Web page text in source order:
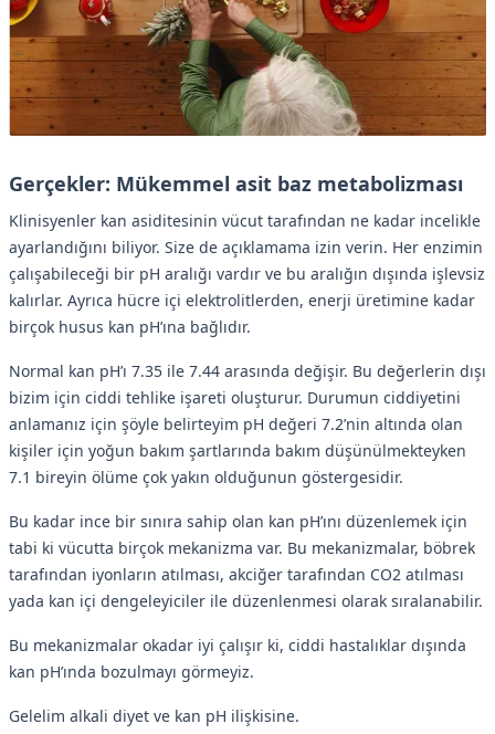
Gerçekler: Mükemmel asit baz metabolizması
Klinisyenler kan asiditesinin vücut tarafından ne kadar incelikle
ayarlandığını biliyor. Size de açıklamama izin verin. Her enzimin
çalışabileceği bir pH aralığı vardır ve bu aralığın dışında işlevsiz
kalırlar. Ayrıca hücre içi elektrolitlerden, enerji üretimine kadar
birçok husus kan pH’ına bağlıdır.
Normal kan pH’ı 7.35 ile 7.44 arasında değişir. Bu değerlerin dışı
bizim için ciddi tehlike işareti oluşturur. Durumun ciddiyetini
anlamanız için şöyle belirteyim pH değeri 7.2’nin altında olan
kişiler için yoğun bakım şartlarında bakım düşünülmekteyken
7.1 bireyin ölüme çok yakın olduğunun göstergesidir.
Bu kadar ince bir sınıra sahip olan kan pH’ını düzenlemek için
tabi ki vücutta birçok mekanizma var. Bu mekanizmalar, böbrek
tarafından iyonların atılması, akciğer tarafından CO2 atılması
yada kan içi dengeleyiciler ile düzenlenmesi olarak sıralanabilir.
Bu mekanizmalar okadar iyi çalışır ki, ciddi hastalıklar dışında
kan pH’ında bozulmayı görmeyiz.
Gelelim alkali diyet ve kan pH ilişkisine.